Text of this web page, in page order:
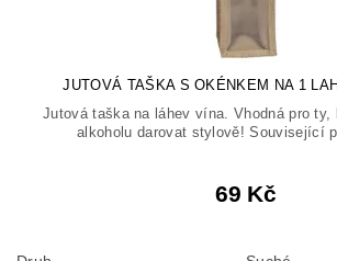
JUTOVÁ TAŠKA S OKÉNKEM NA 1
Jutová taška na láhev vína. Vhodná pro
alkoholu darovat stylově! Související
69 Kč